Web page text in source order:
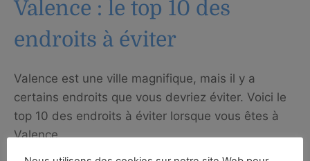
Valence : le top 10 des
endroits à éviter
Valence est une ville magnifique, mais il y a
certains endroits que vous devriez éviter. Voici le
top 10 des endroits à éviter lorsque vous êtes à
Valence.